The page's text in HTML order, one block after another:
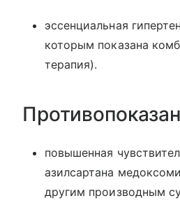
эссенциальная
которым показана
терапия).
повышенная
азилсартана
другим производным